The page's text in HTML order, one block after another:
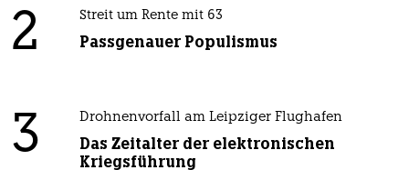
2 Streit um Rente mit 63
Passgenauer Populismus
3 Drohnenvorfall am Leipziger Flughafen
Das Zeitalter der elektronischen
Kriegsführung